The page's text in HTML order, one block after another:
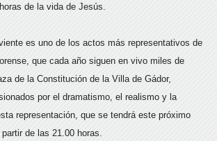
de la vida de Jesús.
es uno de los actos más representativos de
que cada año siguen en vivo miles de
de la Constitución de la Villa de Gádor,
por el dramatismo, el realismo y la
representación, que se tendrá este próximo
de las 21.00 horas.